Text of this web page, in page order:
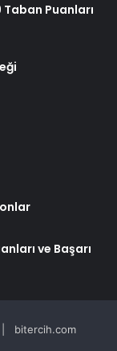
Puanları
ve Başarı
| bitercih.com